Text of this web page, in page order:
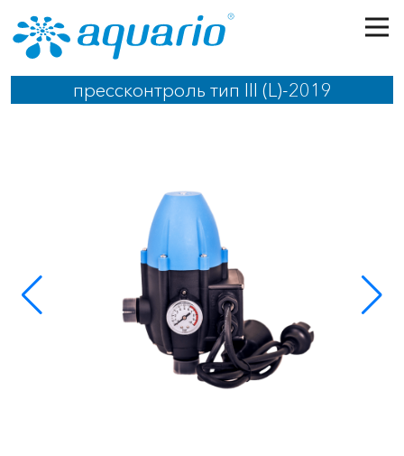
Перейти к основному содержанию
прессконтроль тип III (L)-2019